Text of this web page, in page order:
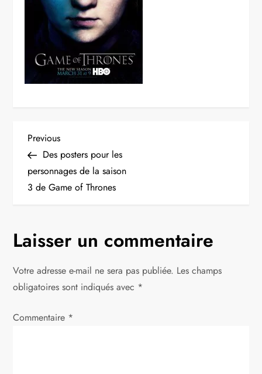
N
a
v
g
a
t
Previous
Post
Previous
Des posters pour les
personnages de la saison
3 de Game of Thrones
Laisser un commentaire
Votre adresse e-mail ne sera pas publiée. Les champs
obligatoires sont indiqués avec *
Commentaire *